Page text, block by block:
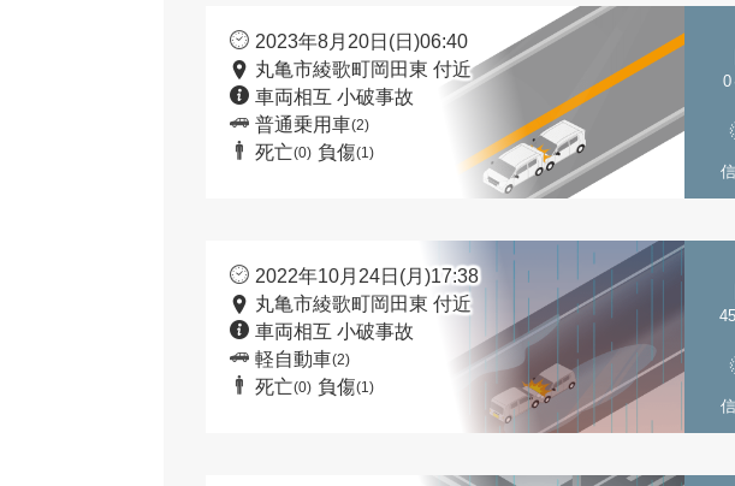
2023年8月20日(日)06:40
丸亀市綾歌町岡田東 付近
車両相互 小破事故
普通乗用車(2)
死亡(0) 負傷(1)
0
2022年10月24日(月)17:38
丸亀市綾歌町岡田東 付近
車両相互 小破事故
軽自動車(2)
死亡(0) 負傷(1)